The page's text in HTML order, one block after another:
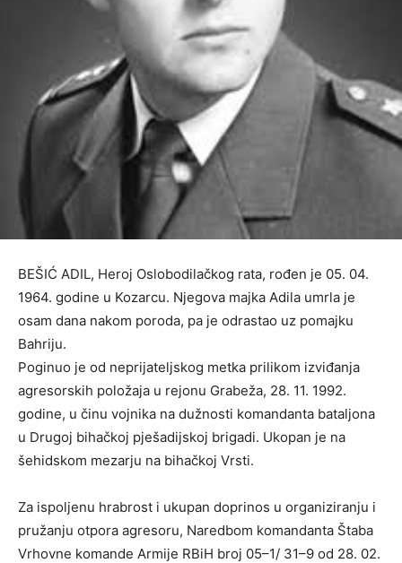
BEŠIĆ ADIL, Heroj Oslobodilačkog rata, rođen je 05. 04.
1964. godine u Kozarcu. Njegova majka Adila umrla je
osam dana nakom poroda, pa je odrastao uz pomajku
Bahriju.
Poginuo je od neprijateljskog metka prilikom izviđanja
agresorskih položaja u rejonu Grabeža, 28. 11. 1992.
godine, u činu vojnika na dužnosti komandanta bataljona
u Drugoj bihačkoj pješadijskoj brigadi. Ukopan je na
šehidskom mezarju na bihačkoj Vrsti.
Za ispoljenu hrabrost i ukupan doprinos u organiziranju i
pružanju otpora agresoru, Naredbom komandanta Štaba
Vrhovne komande Armije RBiH broj 05–1/ 31–9 od 28. 02.